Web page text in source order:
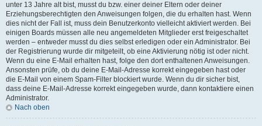
unter 13 Jahre alt bist, musst du bzw. einer deiner Eltern oder deiner
Erziehungsberechtigten den Anweisungen folgen, die du erhalten hast. Wenn
dies nicht der Fall ist, muss dein Benutzerkonto vielleicht aktiviert werden. Bei
einigen Boards müssen alle neu angemeldeten Mitglieder erst freigeschaltet
werden – entweder musst du dies selbst erledigen oder ein Administrator. Bei
der Registrierung wurde dir mitgeteilt, ob eine Aktivierung nötig ist oder nicht.
Wenn du eine E-Mail erhalten hast, folge den dort enthaltenen Anweisungen.
Ansonsten prüfe, ob du deine E-Mail-Adresse korrekt eingegeben hast oder
die E-Mail von einem Spam-Filter blockiert wurde. Wenn du dir sicher bist,
dass deine E-Mail-Adresse korrekt eingegeben wurde, dann kontaktiere einen
Administrator.
Nach oben